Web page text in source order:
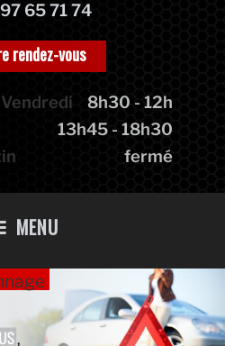
65 71 74
rendez-vous
8h30 - 12h
13h45 - 18h30
fermé
MENU